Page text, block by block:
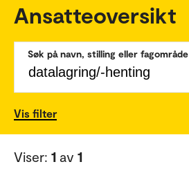
Ansatteoversikt
Søk på navn, stilling eller fagområde
Vis filter
Viser: 1 av 1